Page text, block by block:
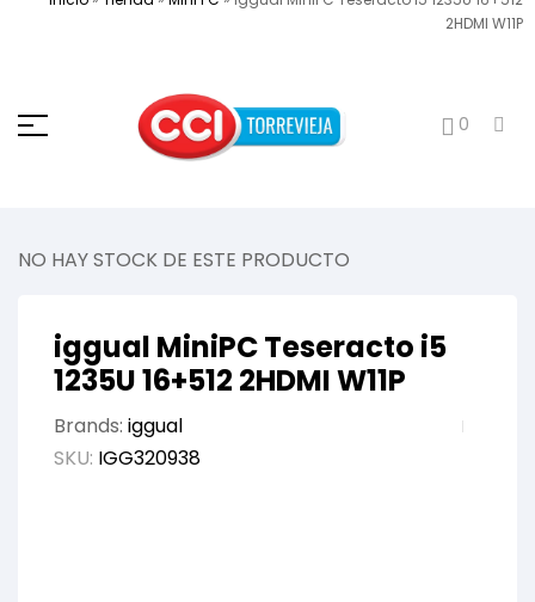
2HDMI W11P
0
NO HAY STOCK DE ESTE PRODUCTO
iggual MiniPC Teseracto i5
1235U 16+512 2HDMI W11P
Brands: iggual
SKU: IGG320938